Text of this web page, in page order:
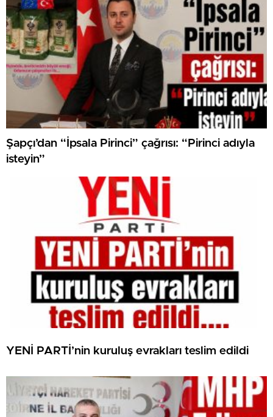
Şapçı’dan “İpsala Pirinci” çağrısı: “Pirinci adıyla
isteyin”
YENİ PARTİ’nin kuruluş evrakları teslim edildi